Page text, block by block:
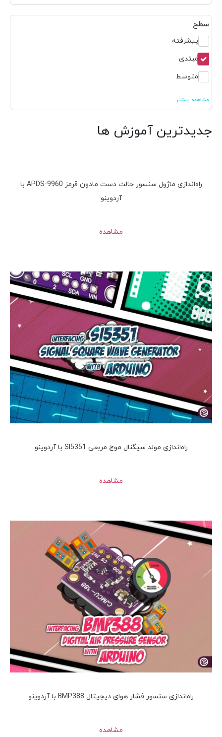
سطح
پیشرفته
مبتدی
متوسط
مشاهده بیشتر
جدیدترین آموزش ها
راه‌اندازی ماژول سنسور حالت دست مادون قرمز APDS-9960 با
آردوینو
مشاهده
راه‌اندازی مولد سیگنال موج مربعی SI5351 با آردوینو
مشاهده
راه‌اندازی سنسور فشار هوای دیجیتال BMP388 با آردوینو
مشاهده